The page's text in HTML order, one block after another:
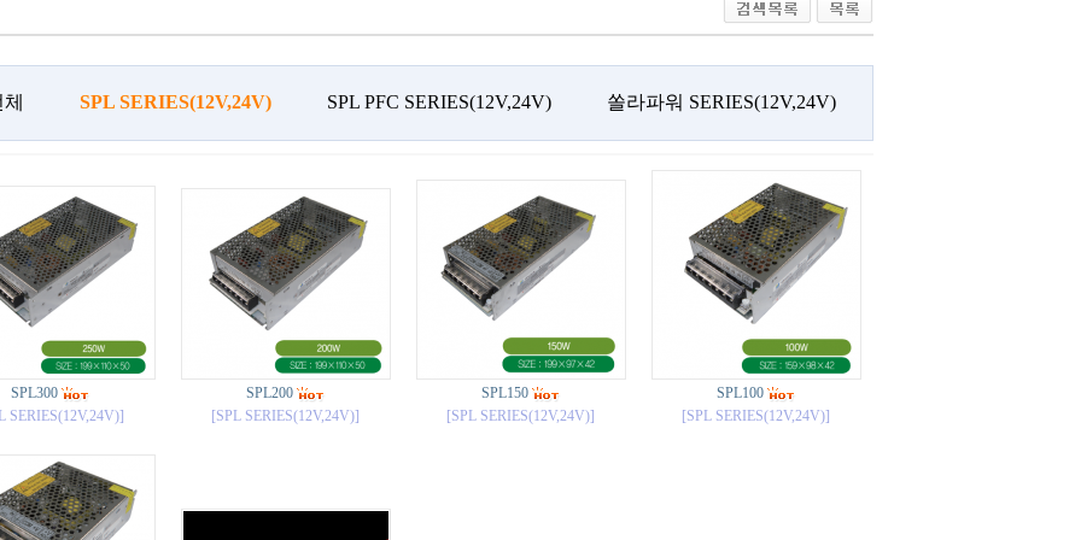
SPL SERIES(12V,24V) SPL PFC SERIES(12V,24V) 쏠라파워 SERIES(12V,24V)
SPL300
SERIES(12V,24V)]
SPL200
[SPL SERIES(12V,24V)]
SPL150
[SPL SERIES(12V,24V)]
SPL100
[SPL SERIES(12V,24V)]